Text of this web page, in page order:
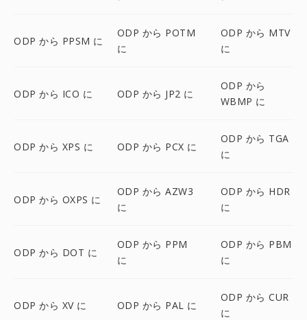
ODP から PPSM に
ODP から POTM
に
ODP から MTV
に
ODP から ICO に ODP から JP2 に
ODP から
WBMP に
ODP から XPS に ODP から PCX に
ODP から TGA
に
ODP から OXPS に
ODP から AZW3
に
ODP から HDR
に
ODP から DOT に
ODP から PPM
に
ODP から PBM
に
ODP から XV に ODP から PAL に
ODP から CUR
に